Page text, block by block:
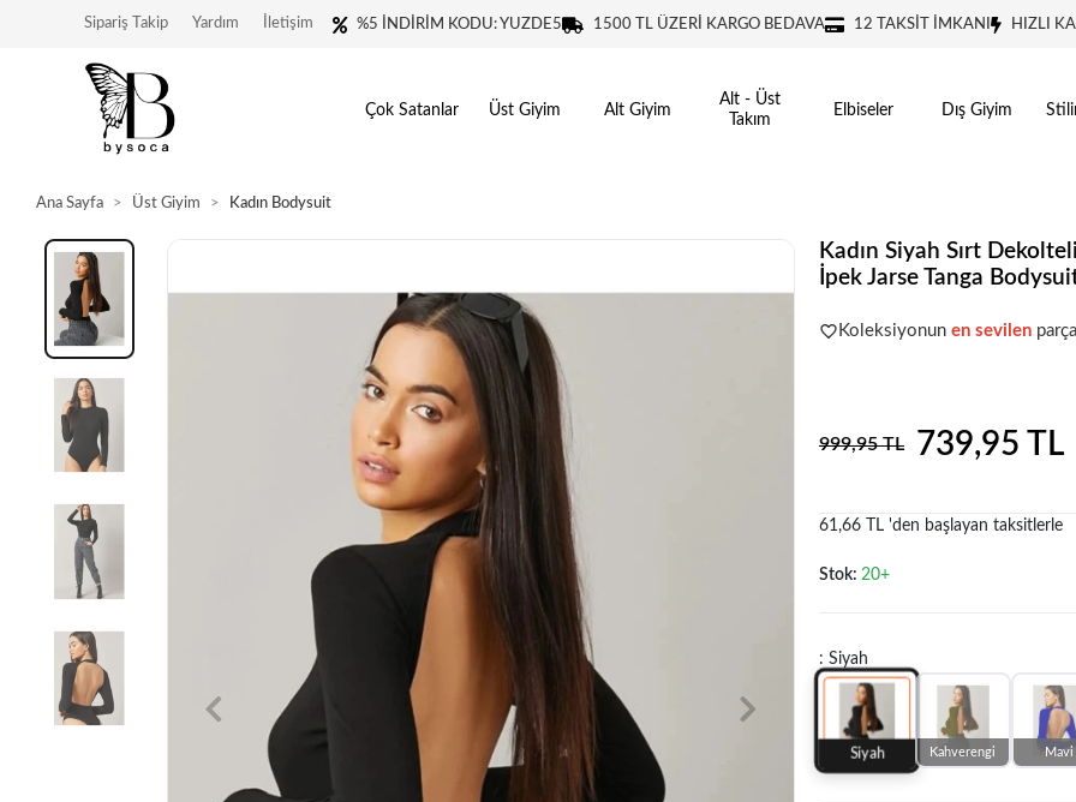
%5 İNDİRİM KODU: YUZDE5 1500 TL ÜZERİ KARGO BEDAVA 12 TAKSİT İMKANI HIZLI
Sipariş Takip Yardım İletişim
Çok Satanlar Üst Giyim Alt Giyim
Alt - Üst
Takım
Elbiseler Dış Giyim
Ana Sayfa Üst Giyim Kadın Bodysuit
Kadın Siyah Sırt
İpek Jarse Tanga
Acele et!Stoklar hızla
Koleksiyonun en sevilen
999,95 TL 739,95 TL
61,66 TL 'den başlayan taksitlerle
Stok: 20+
: Siyah
Siyah Kahverengi Mavi